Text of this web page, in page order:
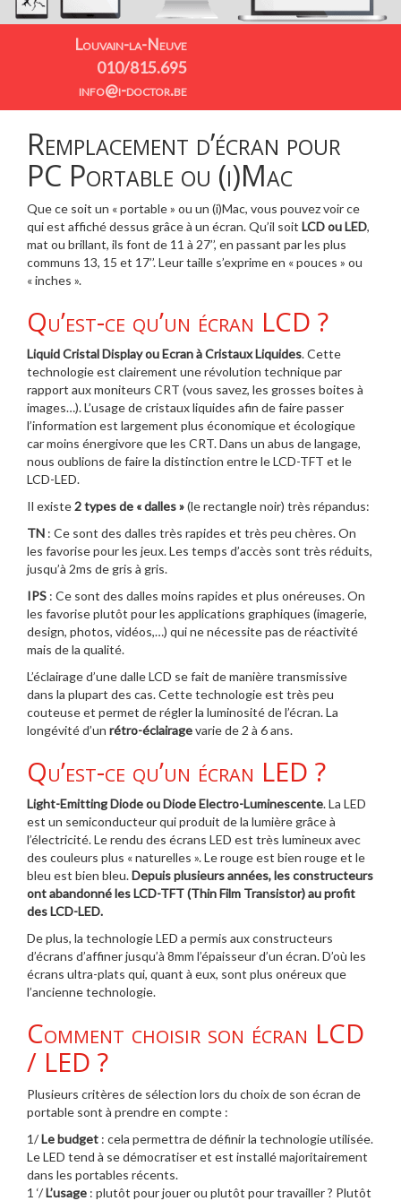
Louvain-la-Neuve
010/815.695
info@i-doctor.be
Remplacement d’écran pour
PC Portable ou (i)Mac
Que ce soit un « portable » ou un (i)Mac, vous pouvez voir ce
qui est affiché dessus grâce à un écran. Qu’il soit LCD ou LED,
mat ou brillant, ils font de 11 à 27’’, en passant par les plus
communs 13, 15 et 17’’. Leur taille s’exprime en « pouces » ou
« inches ».
Qu’est-ce qu’un écran LCD ?
Liquid Cristal Display ou Ecran à Cristaux Liquides. Cette
technologie est clairement une révolution technique par
rapport aux moniteurs CRT (vous savez, les grosses boites à
images…). L’usage de cristaux liquides afin de faire passer
l’information est largement plus économique et écologique
car moins énergivore que les CRT. Dans un abus de langage,
nous oublions de faire la distinction entre le LCD-TFT et le
LCD-LED.
Il existe2 types de « dalles »(le rectangle noir) très répandus:
TN : Ce sont des dalles très rapides et très peu chères. On
les favorise pour les jeux. Les temps d’accès sont très réduits,
jusqu’à 2ms de gris à gris.
IPS : Ce sont des dalles moins rapides et plus onéreuses. On
les favorise plutôt pour les applications graphiques (imagerie,
design, photos, vidéos,…) qui ne nécessite pas de réactivité
mais de la qualité.
L’éclairage d’une dalle LCD se fait de manière transmissive
dans la plupart des cas. Cette technologie est très peu
couteuse et permet de régler la luminosité de l’écran. La
longévité d’un rétro-éclairagevarie de 2 à 6 ans.
Qu’est-ce qu’un écran LED ?
Light-Emitting Diode ou Diode Electro-Luminescente. La LED
est un semiconducteur qui produit de la lumière grâce à
l’électricité. Le rendu des écrans LED est très lumineux avec
des couleurs plus « naturelles ». Le rouge est bien rouge et le
bleu est bien bleu.Depuis plusieurs années, les constructeurs
ont abandonné les LCD-TFT (Thin Film Transistor) au profit
des LCD-LED.
De plus, la technologie LED a permis aux constructeurs
d’écrans d’affiner jusqu’à 8mm l’épaisseur d’un écran. D’où les
écrans ultra-plats qui, quant à eux, sont plus onéreux que
l’ancienne technologie.
Comment choisir son écran LCD
/ LED ?
Plusieurs critères de sélection lors du choix de son écran de
portable sont à prendre en compte :
1/Le budget : cela permettra de définir la technologie utilisée.
Le LED tend à se démocratiser et est installé majoritairement
dans les portables récents.
1 ‘/L’usage : plutôt pour jouer ou plutôt pour travailler ? Plutôt